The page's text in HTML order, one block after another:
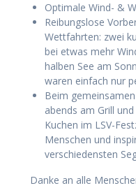
Optimale Wind- &
Reibungslose
Wettfahrten: zwei
bei etwas mehr
halben See am
waren einfach nur
Beim
abends am Grill
Kuchen im LSV-
Menschen und
verschiedensten
Danke an alle